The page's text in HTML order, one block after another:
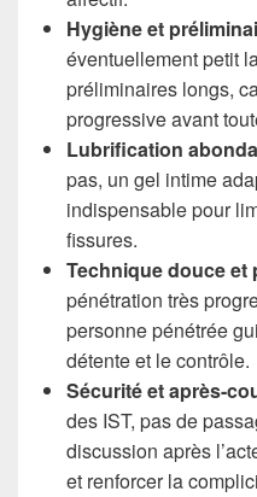
Hygiène et
éventuellement petit
préliminaires longs,
progressive avant
Lubrification
pas, un gel intime
indispensable pour
fissures.
Technique douce
pénétration très
personne pénétrée
détente et le contrôle.
Sécurité et après-
des IST, pas de
discussion après
et renforcer la